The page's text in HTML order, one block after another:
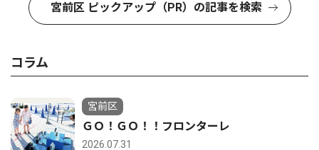
宮前区 ピックアップ（PR）の記事を検索
コラム
宮前区
ＧＯ！ＧＯ！！フロンターレ
2026.07.31